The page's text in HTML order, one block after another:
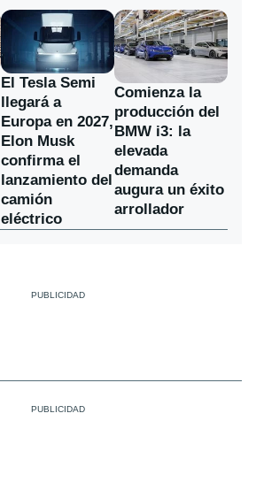
El Tesla Semi
llegará a
Europa en 2027,
Elon Musk
confirma el
lanzamiento del
camión
eléctrico
Comienza la
producción del
BMW i3: la
elevada
demanda
augura un éxito
arrollador